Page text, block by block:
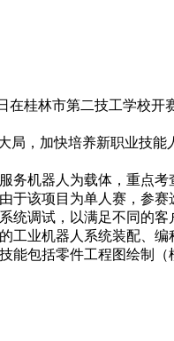
桂林市第二技工学校开
，加快培养新职业技能
机器人为载体，重点考
于该项目为单人赛，参赛
调试，以满足不同的客
业机器人系统装配、编
能包括零件工程图绘制